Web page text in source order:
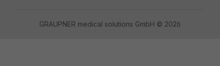
GRAUPNER medical solutions GmbH © 2026